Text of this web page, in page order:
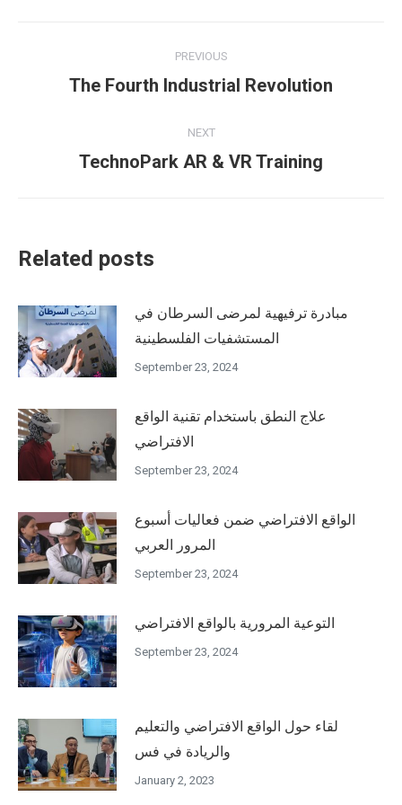
navigation
PREVIOUS
Previous
The Fourth Industrial Revolution
NEXT
Next
TechnoPark AR & VR Training
Related posts
مبادرة ترفيهية لمرضى السرطان في
المستشفيات الفلسطينية
September 23, 2024
علاج النطق باستخدام تقنية الواقع
الافتراضي
September 23, 2024
الواقع الافتراضي ضمن فعاليات أسبوع
المرور العربي
September 23, 2024
التوعية المرورية بالواقع الافتراضي
September 23, 2024
لقاء حول الواقع الافتراضي والتعليم
والريادة في فس
January 2, 2023